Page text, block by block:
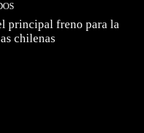
principal freno para la
chilenas